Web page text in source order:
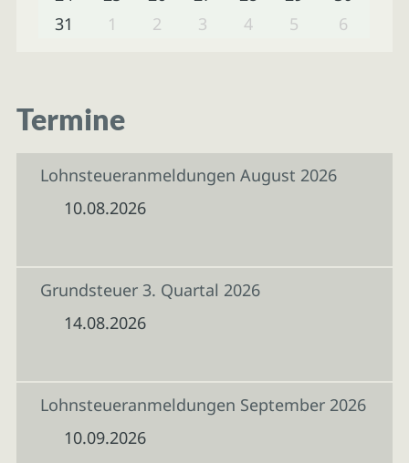
31
1 2 3 4 5 6
Termine
Lohnsteueranmeldungen August 2026
10.08.2026
Grundsteuer 3. Quartal 2026
14.08.2026
Lohnsteueranmeldungen September 2026
10.09.2026